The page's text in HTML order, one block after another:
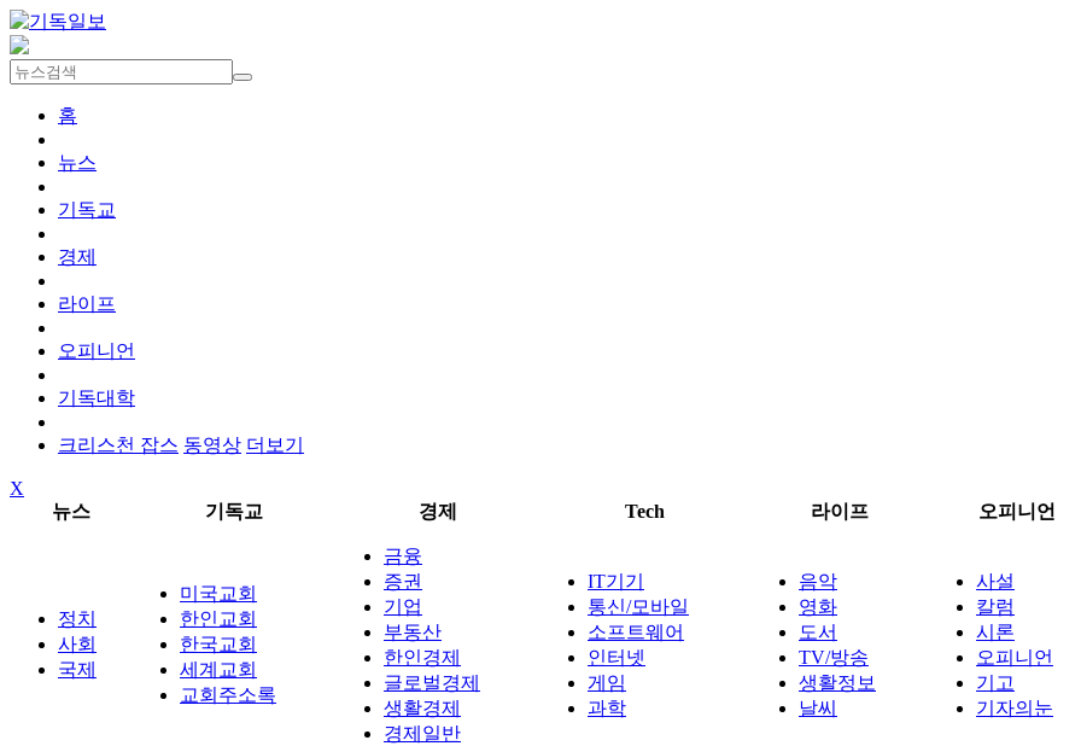
홈
뉴스
기독교
경제
라이프
오피니언
기독대학
크리스천 잡스 동영상 더보기
X
뉴스
기독교 경제 Tech 라이프 오피니언
정치
사회
국제
미국교회
한인교회
한국교회
세계교회
교회주소록
금융
증권
기업
부동산
한인경제
글로벌경제
생활경제
경제일반
IT기기
통신/모바일
소프트웨어
인터넷
게임
과학
음악
영화
도서
TV/방송
생활정보
날씨
사설
칼럼
시론
오피니언
기고
기자의눈